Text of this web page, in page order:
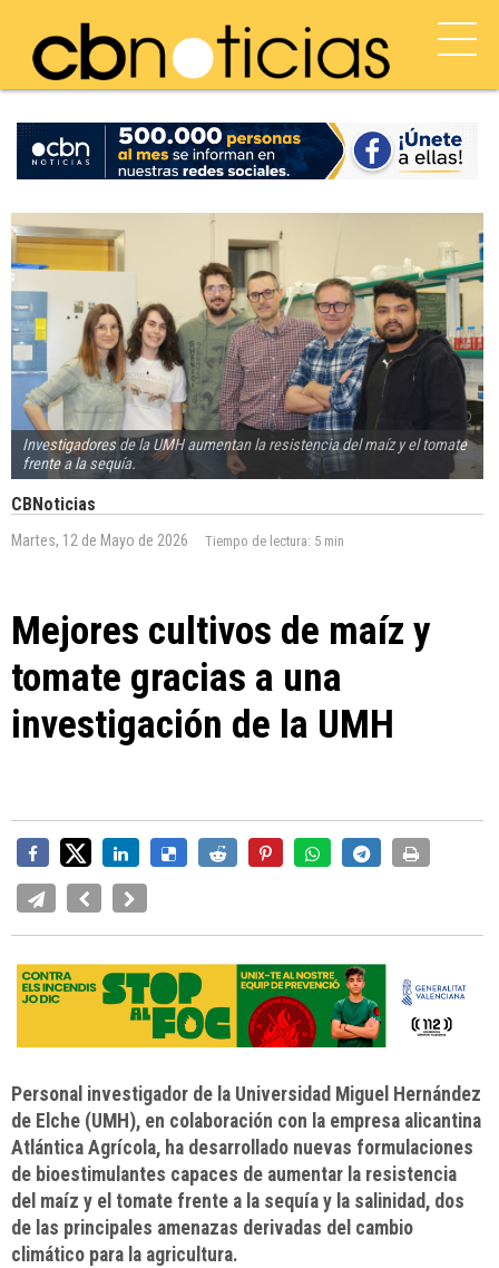
Investigadores de la UMH aumentan la resistencia del maíz y el tomate
frente a la sequía.
CBNoticias
Martes, 12 de Mayo de 2026 Tiempo de lectura: 5 min
Mejores cultivos de maíz y
tomate gracias a una
investigación de la UMH
Personal investigador de la Universidad Miguel Hernández
de Elche (UMH), en colaboración con la empresa alicantina
Atlántica Agrícola, ha desarrollado nuevas formulaciones
de bioestimulantes capaces de aumentar la resistencia
del maíz y el tomate frente a la sequía y la salinidad, dos
de las principales amenazas derivadas del cambio
climático para la agricultura.